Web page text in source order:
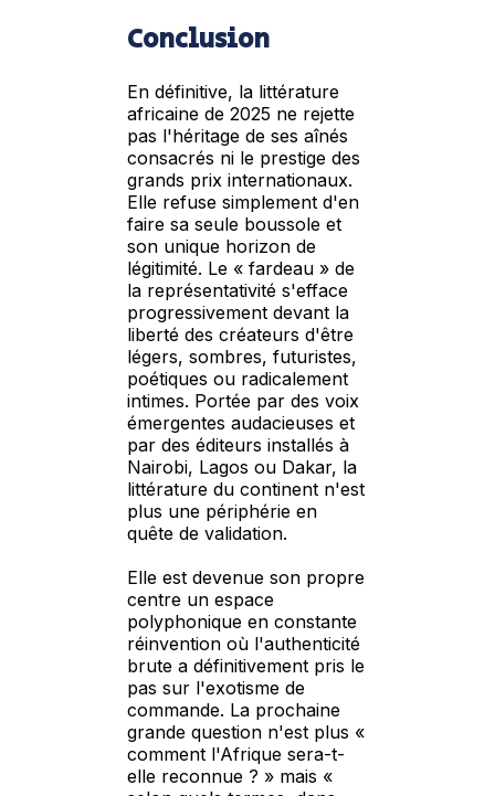
Conclusion
En définitive, la littérature
africaine de 2025 ne rejette
pas l'héritage de ses aînés
consacrés ni le prestige des
grands prix internationaux.
Elle refuse simplement d'en
faire sa seule boussole et
son unique horizon de
légitimité. Le « fardeau » de
la représentativité s'efface
progressivement devant la
liberté des créateurs d'être
légers, sombres, futuristes,
poétiques ou radicalement
intimes. Portée par des voix
émergentes audacieuses et
par des éditeurs installés à
Nairobi, Lagos ou Dakar, la
littérature du continent n'est
plus une périphérie en
quête de validation.
Elle est devenue son propre
centre un espace
polyphonique en constante
réinvention où l'authenticité
brute a définitivement pris le
pas sur l'exotisme de
commande. La prochaine
grande question n'est plus «
comment l'Afrique sera-t-
elle reconnue ? » mais «